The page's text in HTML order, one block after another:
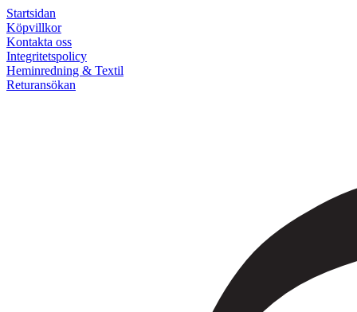
Startsidan
Köpvillkor
Kontakta oss
Integritetspolicy
Heminredning & Textil
Returansökan